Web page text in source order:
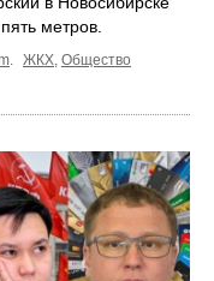
метров.
. ЖКХ, Общество